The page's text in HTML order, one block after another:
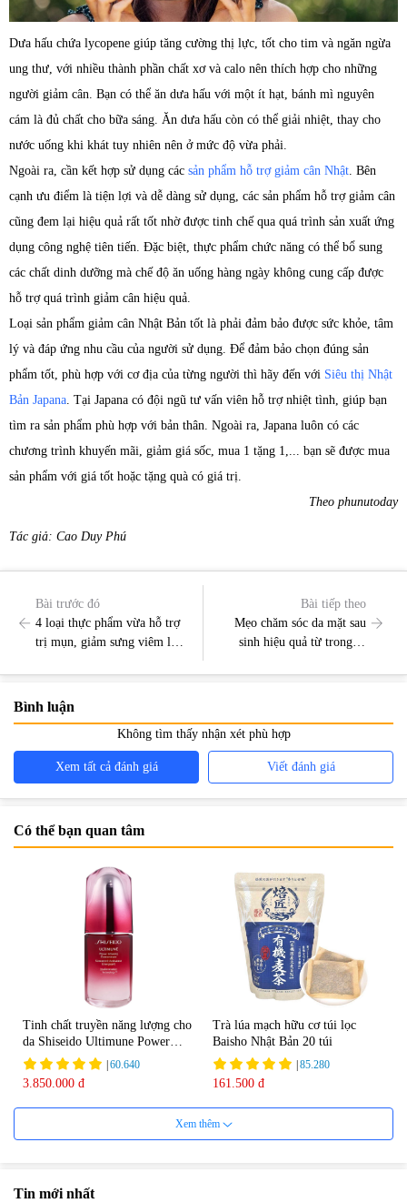
Dưa hấu chứa lycopene giúp tăng cường thị lực, tốt cho tim và ngăn ngừa
ung thư, với nhiều thành phần chất xơ và calo nên thích hợp cho những
người giảm cân. Bạn có thể ăn dưa hấu với một ít hạt, bánh mì nguyên
cám là đủ chất cho bữa sáng. Ăn dưa hấu còn có thể giải nhiệt, thay cho
nước uống khi khát tuy nhiên nên ở mức độ vừa phải.
Ngoài ra, cần kết hợp sử dụng các sản phẩm hỗ trợ giảm cân Nhật . Bên
cạnh ưu điểm là tiện lợi và dễ dàng sử dụng, các sản phẩm hỗ trợ giảm cân
cũng đem lại hiệu quả rất tốt nhờ được tinh chế qua quá trình sản xuất ứng
dụng công nghệ tiên tiến. Đặc biệt, thực phẩm chức năng có thể bổ sung
các chất dinh dưỡng mà chế độ ăn uống hàng ngày không cung cấp được
hỗ trợ quá trình giảm cân hiệu quả.
Loại sản phẩm giảm cân Nhật Bản tốt là phải đảm bảo được sức khỏe, tâm
lý và đáp ứng nhu cầu của người sử dụng. Để đảm bảo chọn đúng sản
phẩm tốt, phù hợp với cơ địa của từng người thì hãy đến với Siêu thị Nhật
Bản Japana . Tại Japana có đội ngũ tư vấn viên hỗ trợ nhiệt tình, giúp bạn
tìm ra sản phẩm phù hợp với bản thân. Ngoài ra, Japana luôn có các
chương trình khuyến mãi, giảm giá sốc, mua 1 tặng 1,... bạn sẽ được mua
sản phẩm với giá tốt hoặc tặng quà có giá trị.
Theo phunutoday
Tác giả: Cao Duy Phú
Bài trước đó
4 loại thực phẩm vừa hỗ trợ
trị mụn, giảm sưng viêm lại
Bài tiếp theo
Mẹo chăm sóc da mặt sau
sinh hiệu quả từ trong ra
Bình luận
Không tìm thấy nhận xét phù hợp
Xem tất cả đánh giá Viết đánh giá
Có thể bạn quan tâm
Tinh chất truyền năng lượng cho
da Shiseido Ultimune Power
75ml
|60.640
3.850.000 đ
Trà lúa mạch hữu cơ túi lọc
Baisho Nhật Bản 20 túi
|85.280
161.500 đ
Xem thêm
Tin mới nhất